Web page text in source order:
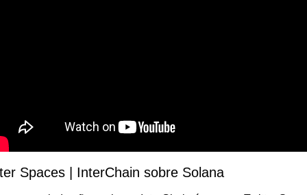
Spaces | InterChain sobre Solana